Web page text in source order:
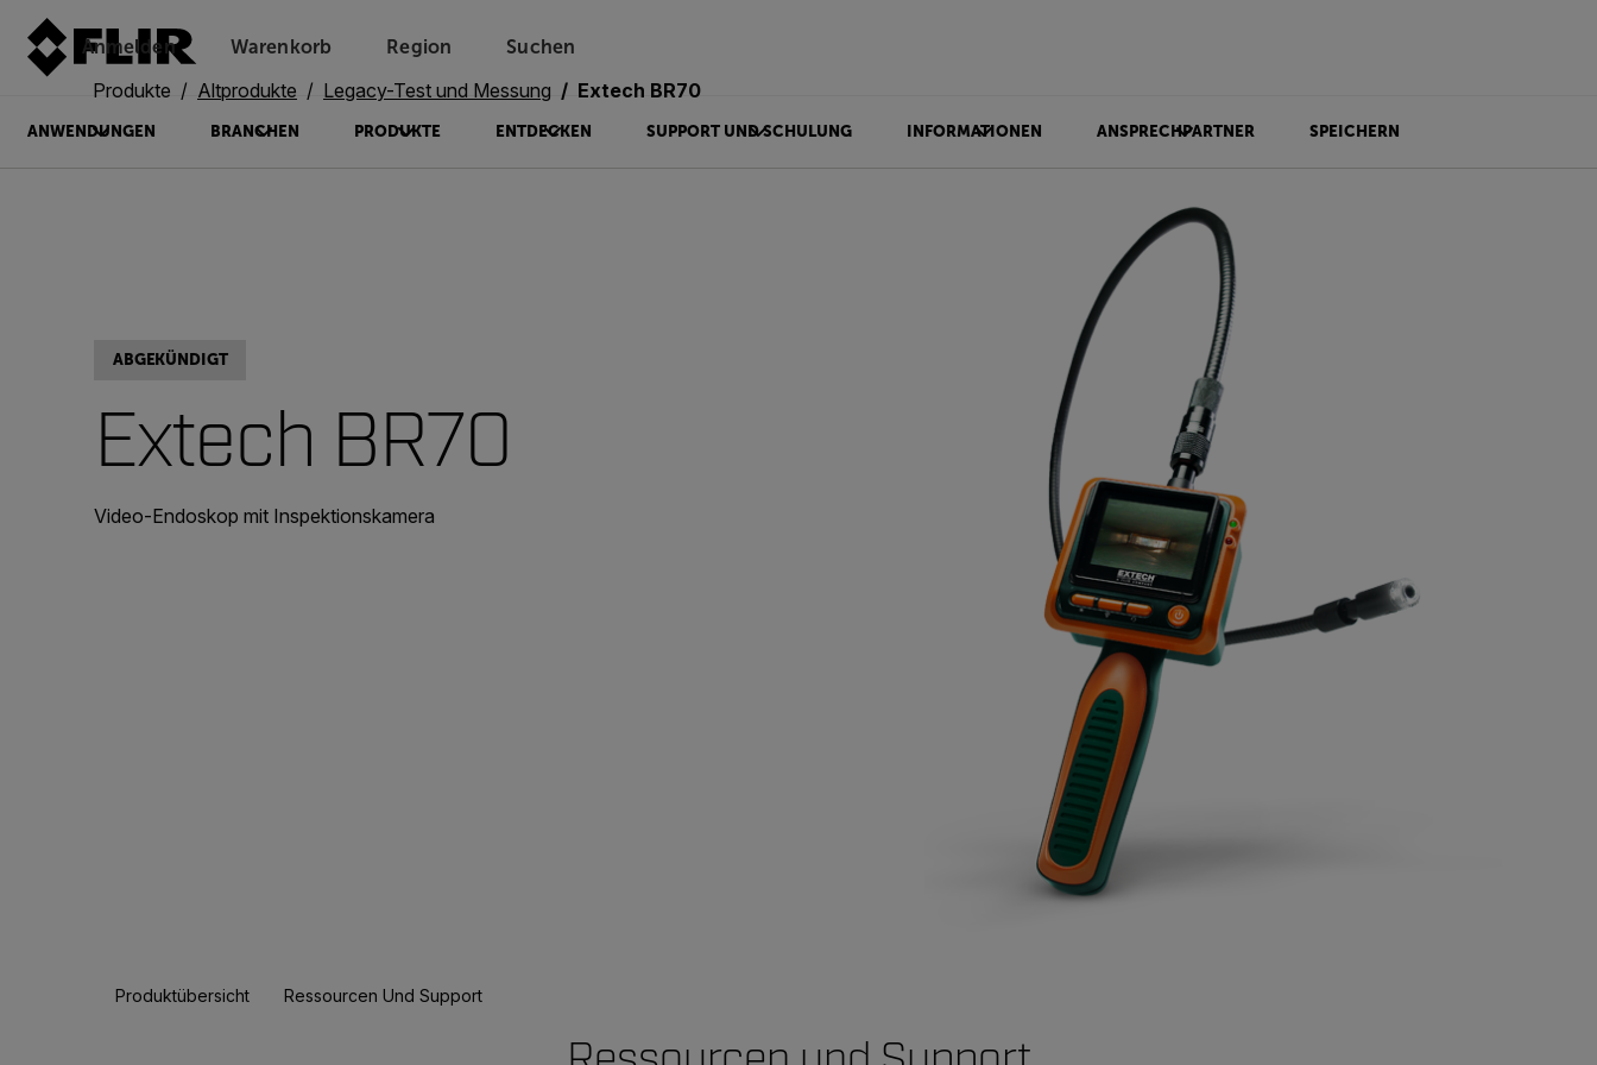
Anmelden Unread messages
Warenkorb
Modell
Entfernen
Elemente
Element
In den Warenkorb
Im Warenkorb
Region Suchen
ANWENDUNGEN BRANCHEN PRODUKTE ENTDECKEN SUPPORT UND SCHULUNG INFORMATIONEN ANSPRECHPARTNER SPEICHERN
Produkte Altprodukte Legacy-Test und Messung Extech BR70
ABGEKÜNDIGT
Extech BR70
Video-Endoskop mit Inspektionskamera
Produktübersicht Ressourcen Und Support